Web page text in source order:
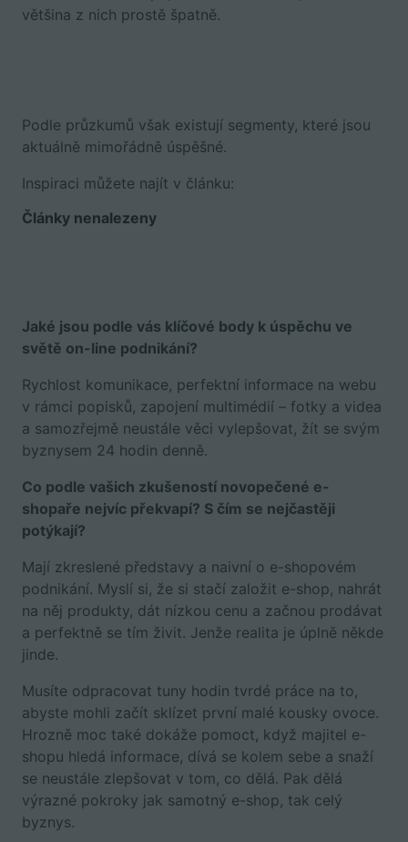
většina z nich prostě špatně.
Podle průzkumů však existují segmenty, které jsou
aktuálně mimořádně úspěšné.
Inspiraci můžete najít v článku:
Články nenalezeny
Jaké jsou podle vás klíčové body k úspěchu ve
světě on-line podnikání?
Rychlost komunikace, perfektní informace na webu
v rámci popisků, zapojení multimédií – fotky a videa
a samozřejmě neustále věci vylepšovat, žít se svým
byznysem 24 hodin denně.
Co podle vašich zkušeností novopečené e-
shopaře nejvíc překvapí? S čím se nejčastěji
potýkají?
Mají zkreslené představy a naivní o e-shopovém
podnikání. Myslí si, že si stačí založit e-shop, nahrát
na něj produkty, dát nízkou cenu a začnou prodávat
a perfektně se tím živit. Jenže realita je úplně někde
jinde.
Musíte odpracovat tuny hodin tvrdé práce na to,
abyste mohli začít sklízet první malé kousky ovoce.
Hrozně moc také dokáže pomoct, když majitel e-
shopu hledá informace, dívá se kolem sebe a snaží
se neustále zlepšovat v tom, co dělá. Pak dělá
výrazné pokroky jak samotný e-shop, tak celý
byznys.